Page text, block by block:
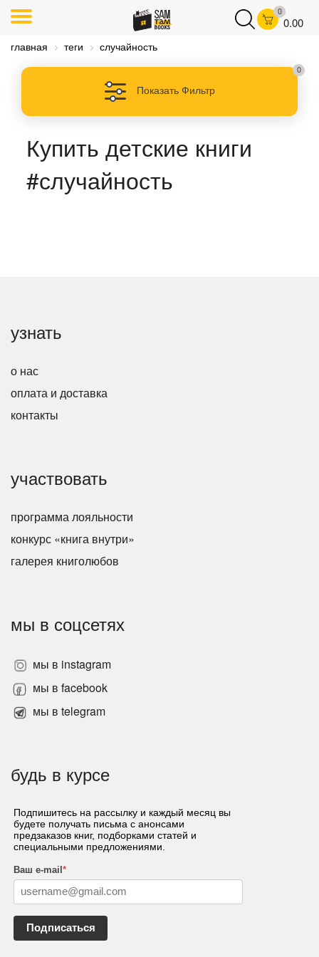
0
0.00
главная теги случайность
Показать Фильтр
0
Купить детские книги
#случайность
узнать
о нас
оплата и доставка
контакты
участвовать
программа лояльности
конкурс «книга внутри»
галерея книголюбов
мы в соцсетях
мы в instagram
мы в facebook
мы в telegram
будь в курсе
Подпишитесь на рассылку и каждый месяц вы
будете получать письма с анонсами
предзаказов книг, подборками статей и
специальными предложениями.
Ваш e-mail*
Подписаться